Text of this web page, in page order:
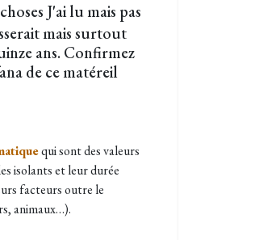
J'ai lu mais pas
mais surtout
ans. Confirmez
de ce matéreil
qui sont des valeurs
isolants et leur durée
facteurs outre le
animaux…).